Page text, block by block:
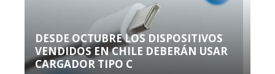
DESDE OCTUBRE LOS DISPOSITIVOS
VENDIDOS EN CHILE DEBERÁN USAR
CARGADOR TIPO C